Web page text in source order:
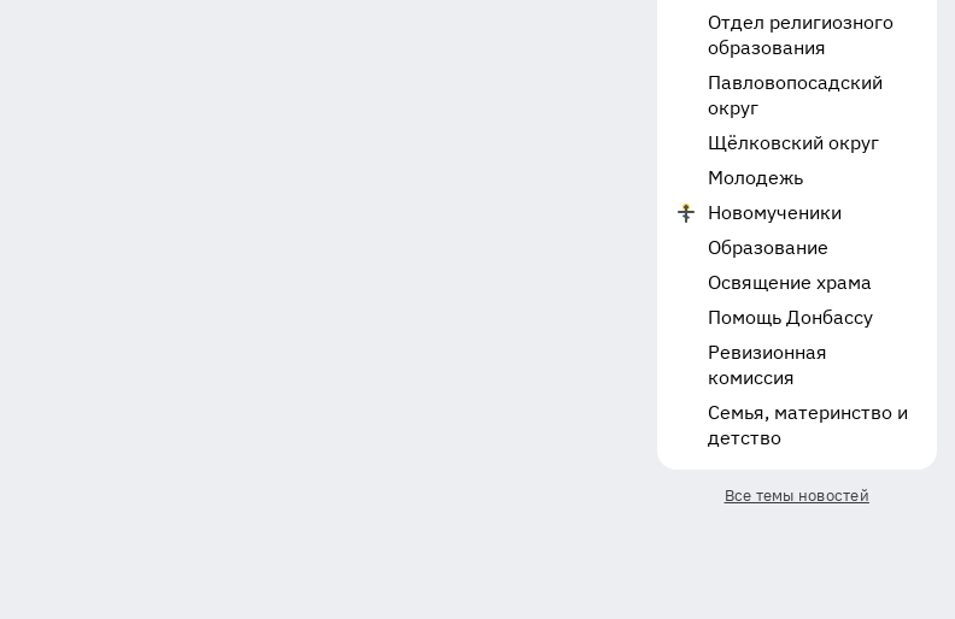
Отдел религиозного
образования
Павловопосадский
округ
Щёлковский округ
Молодежь
Новомученики
Образование
Освящение храма
Помощь Донбассу
Ревизионная
комиссия
Семья, материнство и
детство
Все темы новостей